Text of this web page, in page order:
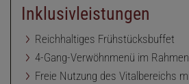
Inklusivleistungen
Reichhaltiges Frühstücksbuffet
4-Gang-Verwöhnmenü im
Freie Nutzung des Vitalbereichs